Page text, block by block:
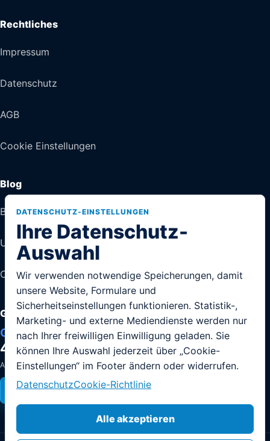
Rechtliches
Impressum
Datenschutz
AGB
Cookie Einstellungen
Blog
Blog
Umzugstipps
Checklisten
Google Bewertungen
G ogle
4,9von 5 64 Google-Bewertungen
Aktuelle Kundenbewertungen direkt bei Google.
Alle Bewertungen ansehen
DATENSCHUTZ-EINSTELLUNGEN
Ihre Datenschutz-
Auswahl
Wir verwenden notwendige Speicherungen, damit
unsere Website, Formulare und
Sicherheitseinstellungen funktionieren. Statistik-,
Marketing- und externe Mediendienste werden nur
nach Ihrer freiwilligen Einwilligung geladen. Sie
können Ihre Auswahl jederzeit über „Cookie-
Einstellungen“ im Footer ändern oder widerrufen.
DatenschutzCookie-Richtlinie
Alle akzeptieren